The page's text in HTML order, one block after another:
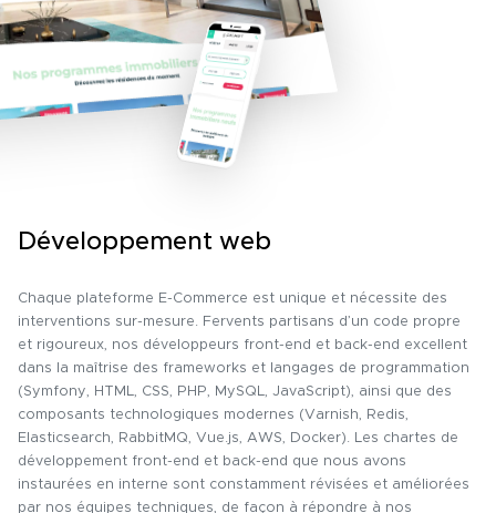
Développement web
Chaque plateforme E-Commerce est unique et nécessite des
interventions sur-mesure. Fervents partisans d’un code propre
et rigoureux, nos développeurs front-end et back-end excellent
dans la maîtrise des frameworks et langages de programmation
(Symfony, HTML, CSS, PHP, MySQL, JavaScript), ainsi que des
composants technologiques modernes (Varnish, Redis,
Elasticsearch, RabbitMQ, Vue.js, AWS, Docker). Les chartes de
développement front-end et back-end que nous avons
instaurées en interne sont constamment révisées et améliorées
par nos équipes techniques, de façon à répondre à nos